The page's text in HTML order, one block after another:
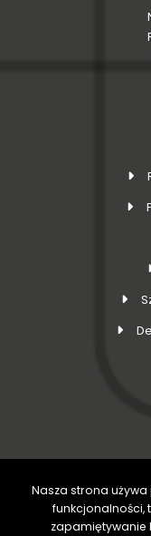
Nasza strona
funkcjonalności,
zapamiętywanie